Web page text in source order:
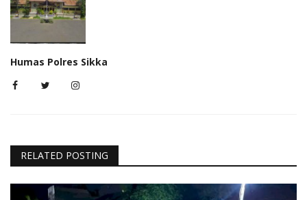
Humas Polres Sikka
RELATED POSTING